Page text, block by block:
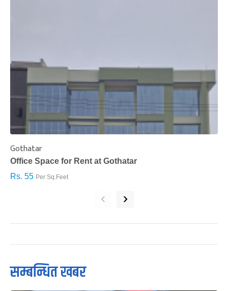
Gothatar
Office Space for Rent at Gothatar
Rs. 55 Per Sq.Feet
‹ ›
सम्बन्धित खबर